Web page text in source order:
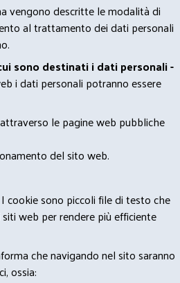
vengono descritte le modalità di
al trattamento dei dati personali
sono destinati i dati personali -
i dati personali potranno essere
le pagine web pubbliche
del sito web.
cookie sono piccoli file di testo che
web per rendere più efficiente
che navigando nel sito saranno
ossia: